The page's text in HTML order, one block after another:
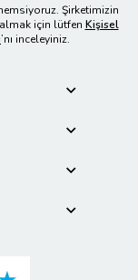
Şirketimizin
için lütfen Kişisel
’nı inceleyiniz.